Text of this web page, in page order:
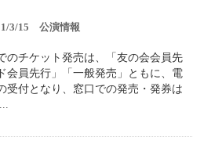
3/15 公演情報
のチケット発売は、「友の会会員先
会員先行」「一般発売」ともに、電
受付となり、窓口での発売・発券は